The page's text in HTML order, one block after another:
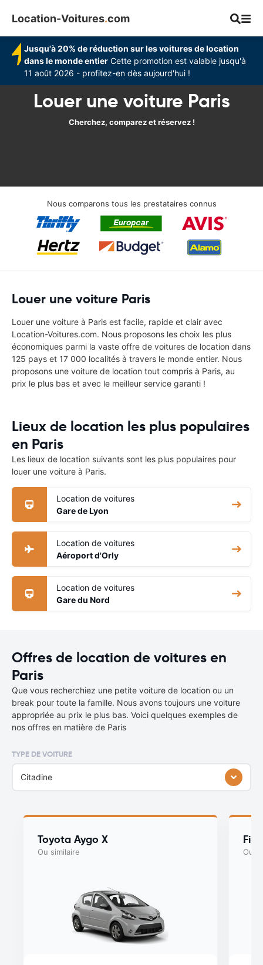
Location-Voitures.com
Jusqu'à 20% de réduction sur les voitures de location
dans le monde entier Cette promotion est valable jusqu'à
11 août 2026 - profitez-en dès aujourd'hui !
Louer une voiture Paris
Cherchez, comparez et réservez !
Nous comparons tous les prestataires connus
Louer une voiture Paris
Louer une voiture à Paris est facile, rapide et clair avec
Location-Voitures.com. Nous proposons les choix les plus
économiques parmi la vaste offre de voitures de location dans
125 pays et 17 000 localités à travers le monde entier. Nous
proposons une voiture de location tout compris à Paris, au
prix le plus bas et avec le meilleur service garanti !
Lieux de location les plus populaires
en Paris
Les lieux de location suivants sont les plus populaires pour
louer une voiture à Paris.
Location de voitures
Gare de Lyon
Location de voitures
Aéroport d'Orly
Location de voitures
Gare du Nord
Offres de location de voitures en
Paris
Que vous recherchiez une petite voiture de location ou un
break pour toute la famille. Nous avons toujours une voiture
appropriée au prix le plus bas. Voici quelques exemples de
nos offres en matière de Paris
TYPE DE VOITURE
Citadine
Toyota Aygo X
Ou similaire Ou